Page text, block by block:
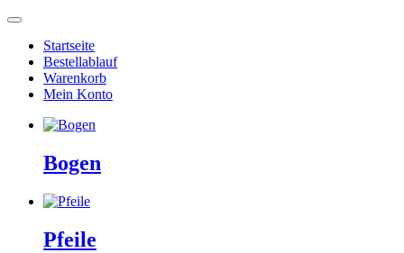
Startseite
Bestellablauf
Warenkorb
Mein Konto
Bogen
Pfeile